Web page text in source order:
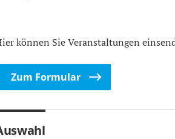
können Sie Veranstaltungen
Zum Formular